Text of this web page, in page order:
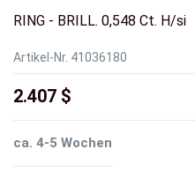
RING - BRILL. 0,548 Ct. H/si
Artikel-Nr. 41036180
2.407 $
ca. 4-5 Wochen